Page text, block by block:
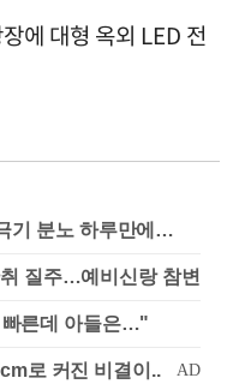
에 대형 옥외 LED 전
기 분노 하루만에…
질주…예비신랑 참변
빠른데 아들은…"